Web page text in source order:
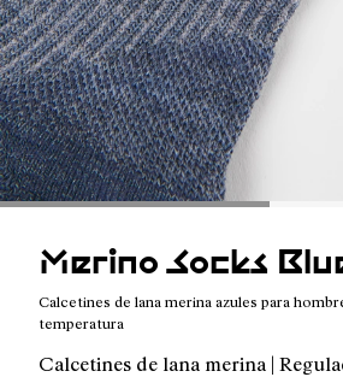
Merino Socks
Calcetines de lana merina azules para
temperatura
Calcetines de lana merina |